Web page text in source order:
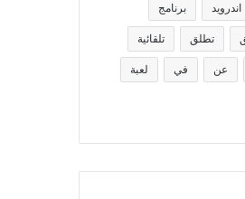
اندرويد برنامج
تطلق تلقائية
عن في لعبة